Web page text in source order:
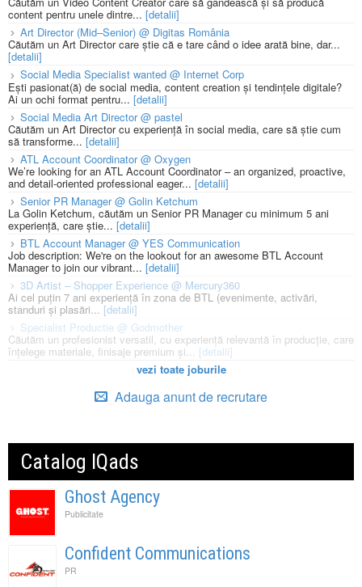
content pentru unele dintre... [detalii]
Art Director (Mid–Senior) @ Digitas România
Căutăm un Art Director care știe că e tare când o idee arată bine, dar...
[detalii]
Social Media Specialist wanted @ Internet Corp
Ești pasionat(ă) de social media, content creation și tendințele digitale?
Ai un ochi format pentru... [detalii]
Social Media Art Director @ pastel
Căutăm un Art Director cu experiență în social media, care să știe cum
să transforme... [detalii]
ATL Account Coordinator @ Oxygen
We’re looking for an ATL Account Coordinator – an organized, proactive,
and detail-oriented professional eager... [detalii]
Senior PR Manager @ Golin Ketchum
La Golin Ketchum, căutăm un Senior PR Manager cu minimum 5 ani
experiență, care știe... [detalii]
BTL Account Manager @ YES Communication
Job description: We're on the lookout for an awesome BTL Account
Manager to join our vibrant... [detalii]
3D Artist – Shopper Experience @ Mercury360
Ai cel puțin 7 ani experiență în zona de BTL (evenimente, activări,
standuri și plasări...[detalii]
Specialist Productie @ Godmother
Căutăm un profesionist versatil, cu experiență relevantă în producție, care
înțelege materiale, finisaje premium și... [detalii]
vezi toate joburile
Adauga anunt de recrutare
Catalog IQads
Ghost Agency
Publicitate
Confident Communications
PR